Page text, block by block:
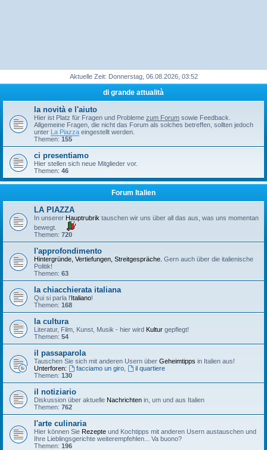
Aktuelle Zeit: Donnerstag, 06.08.2026, 03:52
di grande attualità
la novità e l'aiuto
Hier ist Platz für Fragen und Probleme zum Forum sowie Feedback.
Allgemeine Fragen, die nicht das Forum als solches betreffen, sollten jedoch
unter La Piazza eingestellt werden.
Themen: 155
ci presentiamo
Hier stellen sich neue Mitglieder vor.
Themen: 46
Forum Italien
LA PIAZZA
In unserer Hauptrubrik tauschen wir uns über all das aus, was uns momentan
bewegt.
Themen: 720
l'approfondimento
Hintergründe, Vertiefungen, Streitgespräche. Gern auch über die italienische
Politik!
Themen: 63
la chiacchierata italiana
Qui si parla l'Italiano!
Themen: 168
la cultura
Literatur, Film, Kunst, Musik - hier wird Kultur gepflegt!
Themen: 54
il passaparola
Tauschen Sie sich mit anderen Usern über Geheimtipps in Italien aus!
Unterforen:
facciamo un giro,
il quartiere
Themen: 130
il notiziario
Diskussion über aktuelle Nachrichten in, um und aus Italien
Themen: 762
l'arte culinaria
Hier können Sie Rezepte und Kochtipps mit anderen Usern austauschen und
Ihre Lieblingsgerichte weiterempfehlen... Va buono?
Themen: 196